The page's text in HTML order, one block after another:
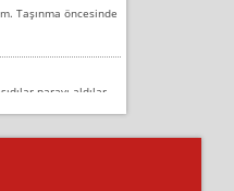
Taşınma öncesinde
parayı aldılar.
renkli bantı